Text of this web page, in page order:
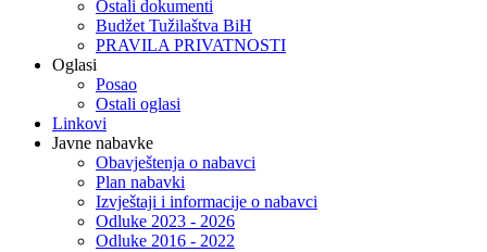
Ostali dokumenti
Budžet Tužilaštva BiH
PRAVILA PRIVATNOSTI
Oglasi
Posao
Ostali oglasi
Linkovi
Javne nabavke
Obavještenja o nabavci
Plan nabavki
Izvještaji i informacije o nabavci
Odluke 2023 - 2026
Odluke 2016 - 2022